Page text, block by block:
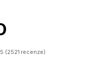
(2521 recenze)